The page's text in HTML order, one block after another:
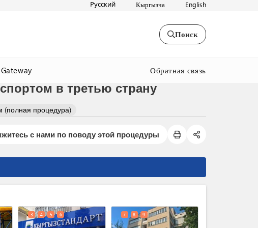
Русский Кыргызча English
Поиск
Обратная связь
в третью страну
(полная процедура)
с нами по поводу этой процедуры
expand_less
3 4 5 6 7 8 9